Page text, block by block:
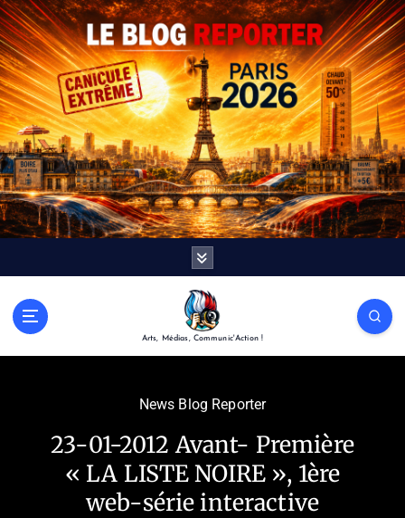
Arts, Médias, Communic'Action !
News Blog Reporter
23-01-2012 Avant- Première
« LA LISTE NOIRE », 1ère
web-série interactive